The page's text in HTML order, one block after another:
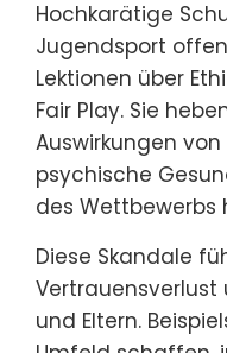
das von einer
wurde, weil es
eingesetzt hatte.
Diskussionen über
betonte die
Jugendsport. Ein
Spielern gefälscht
lebenslangen
Solche Fälle